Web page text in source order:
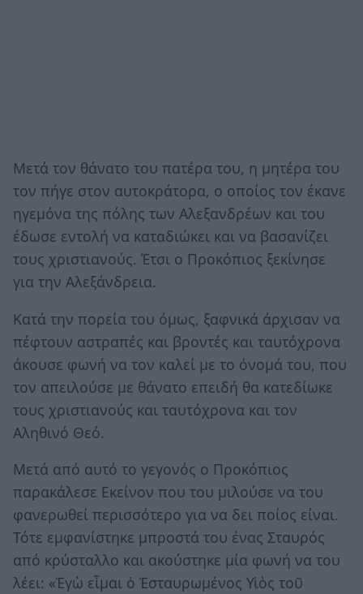
Μετά τον θάνατο του πατέρα του, η μητέρα του
τον πήγε στον αυτοκράτορα, ο οποίος τον έκανε
ηγεμόνα της πόλης των Αλεξανδρέων και του
έδωσε εντολή να καταδιώκει και να βασανίζει
τους χριστιανούς. Έτσι ο Προκόπιος ξεκίνησε
για την Αλεξάνδρεια.
Κατά την πορεία του όμως, ξαφνικά άρχισαν να
πέφτουν αστραπές και βροντές και ταυτόχρονα
άκουσε φωνή να τον καλεί με το όνομά του, που
τον απειλούσε με θάνατο επειδή θα κατεδίωκε
τους χριστιανούς και ταυτόχρονα και τον
Αληθινό Θεό.
Μετά από αυτό το γεγονός ο Προκόπιος
παρακάλεσε Εκείνον που του μιλούσε να του
φανερωθεί περισσότερο για να δει ποίος είναι.
Τότε εμφανίστηκε μπροστά του ένας Σταυρός
από κρύσταλλο και ακούστηκε μία φωνή να του
λέει: «Ἐγὼ εἶμαι ὁ Ἐσταυρωμένος Υἱὸς τοῦ